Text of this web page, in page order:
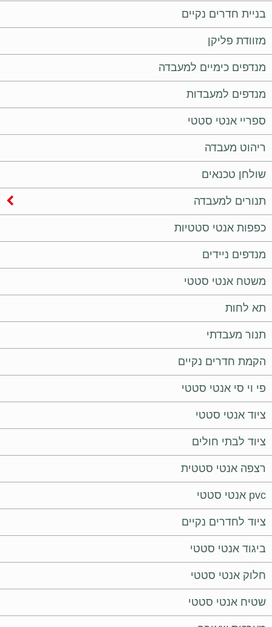
בניית חדרים נקיים
מזוודת פליקן
מנדפים כימיים למעבדה
מנדפים למעבדות
ספריי אנטי סטטי
ריהוט מעבדה
שולחן טכנאים
תנורים למעבדה
כפפות אנטי סטטיות
מנדפים ניידים
משטח אנטי סטטי
תא לחות
תנור מעבדתי
הקמת חדרים נקיים
פי וי סי אנטי סטטי
ציוד אנטי סטטי
ציוד לבתי חולים
רצפה אנטי סטטית
pvc אנטי סטטי
ציוד לחדרים נקיים
ביגוד אנטי סטטי
חלוק אנטי סטטי
שטיח אנטי סטטי